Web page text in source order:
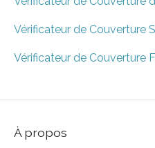
Vérificateur de Couverture
Vérificateur de Couverture
À propos